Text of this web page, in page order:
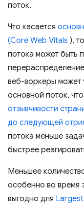
поток.
Что касается
(Core Web Vitals ),
потока может быть
веб-воркеры может
основной поток,
отзывчивости
до следующей
потока меньше
быстрее
Меньшее
особенно во время
выгодно для